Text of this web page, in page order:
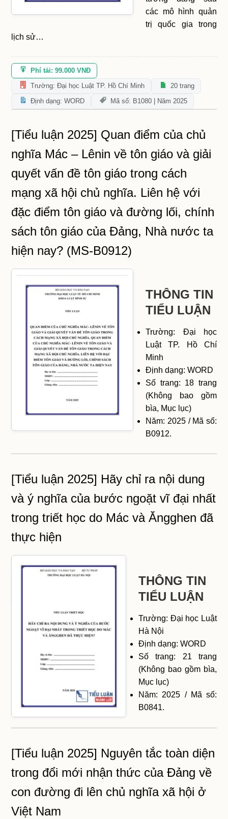
các mô hình quản
trị quốc gia trong
lịch sử…
Phí tải: 99.000 VNĐ
Trường: Đại học Luật TP. Hồ Chí Minh
20 trang
Định dạng: WORD
Mã số: B1080 | Năm 2025
[Tiểu luận 2025] Quan điểm của chủ
nghĩa Mác – Lênin về tôn giáo và giải
quyết vấn đề tôn giáo trong cách
mạng xã hội chủ nghĩa. Liên hệ với
đặc điểm tôn giáo và đường lối, chính
sách tôn giáo của Đảng, Nhà nước ta
hiện nay? (MS-B0912)
THÔNG TIN
TIỂU LUẬN
Trường: Đại học
Luật TP. Hồ Chí
Minh
Định dạng: WORD
Số trang: 18 trang
(Không bao gồm
bìa, Mục lục)
Năm: 2025 / Mã số:
B0912.
[Tiểu luận 2025] Hãy chỉ ra nội dung
và ý nghĩa của bước ngoặt vĩ đại nhất
trong triết học do Mác và Ăngghen đã
thực hiện
THÔNG TIN
TIỂU LUẬN
Trường: Đại học Luật
Hà Nội
Định dạng: WORD
Số trang: 21 trang
(Không bao gồm bìa,
Mục lục)
Năm: 2025 / Mã số:
B0841.
[Tiểu luận 2025] Nguyên tắc toàn diện
trong đổi mới nhận thức của Đảng về
con đường đi lên chủ nghĩa xã hội ở
Việt Nam